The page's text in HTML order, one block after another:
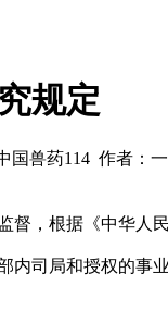
规定
国兽药114 作者：
根据《中华人民
局和授权的事业